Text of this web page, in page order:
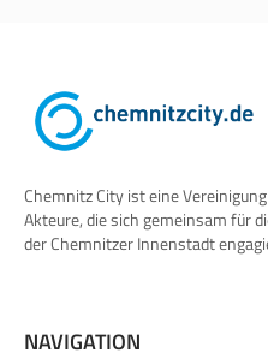
Chemnitz City ist eine
Akteure, die sich gemeinsam für
der Chemnitzer Innenstadt
NAVIGATION